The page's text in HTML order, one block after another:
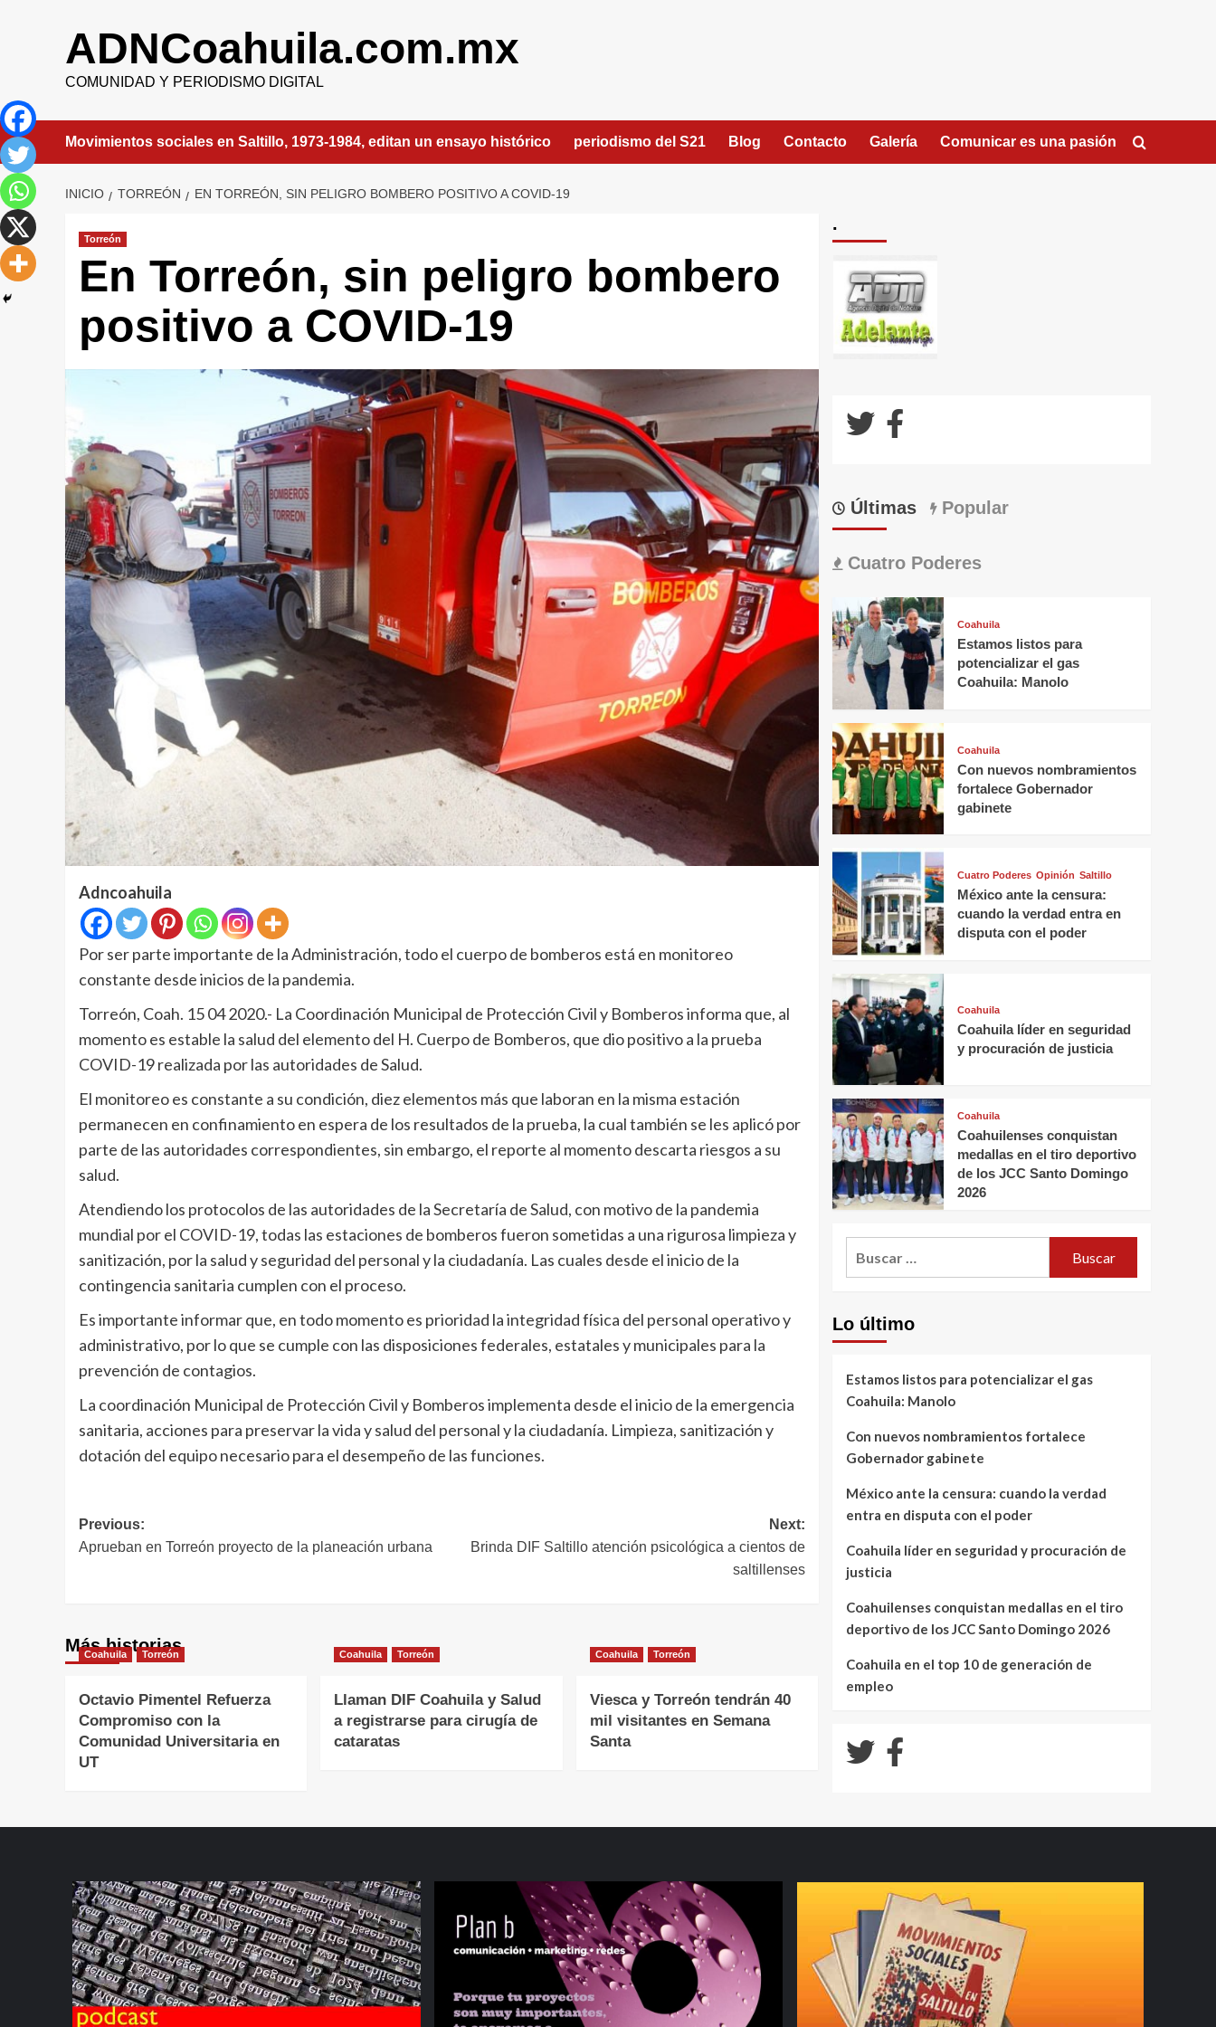
ADNCoahuila.com.mx
COMUNIDAD Y PERIODISMO DIGITAL
Movimientos sociales en Saltillo, 1973-1984, editan un ensayo histórico periodismo del S21 Blog Contacto Galería Comunicar es una pasión
INICIO TORREÓN EN TORREÓN, SIN PELIGRO BOMBERO POSITIVO A COVID-19
Torreón
En Torreón, sin peligro bombero
positivo a COVID-19
Adncoahuila
Por ser parte importante de la Administración, todo el cuerpo de bomberos está en monitoreo
constante desde inicios de la pandemia.
Torreón, Coah. 15 04 2020.- La Coordinación Municipal de Protección Civil y Bomberos informa que, al
momento es estable la salud del elemento del H. Cuerpo de Bomberos, que dio positivo a la prueba
COVID-19 realizada por las autoridades de Salud.
El monitoreo es constante a su condición, diez elementos más que laboran en la misma estación
permanecen en confinamiento en espera de los resultados de la prueba, la cual también se les aplicó por
parte de las autoridades correspondientes, sin embargo, el reporte al momento descarta riesgos a su
salud.
Atendiendo los protocolos de las autoridades de la Secretaría de Salud, con motivo de la pandemia
mundial por el COVID-19, todas las estaciones de bomberos fueron sometidas a una rigurosa limpieza y
sanitización, por la salud y seguridad del personal y la ciudadanía. Las cuales desde el inicio de la
contingencia sanitaria cumplen con el proceso.
Es importante informar que, en todo momento es prioridad la integridad física del personal operativo y
administrativo, por lo que se cumple con las disposiciones federales, estatales y municipales para la
prevención de contagios.
La coordinación Municipal de Protección Civil y Bomberos implementa desde el inicio de la emergencia
sanitaria, acciones para preservar la vida y salud del personal y la ciudadanía. Limpieza, sanitización y
dotación del equipo necesario para el desempeño de las funciones.
Navegación
de
Previous:
Aprueban en Torreón proyecto de la planeación urbana
Next:
Brinda DIF Saltillo atención psicológica a cientos de
saltillenses
Más historias
Coahuila Torreón
Octavio Pimentel Refuerza
Compromiso con la
Comunidad Universitaria en
UT
Coahuila Torreón
Llaman DIF Coahuila y Salud
a registrarse para cirugía de
cataratas
Coahuila Torreón
Viesca y Torreón tendrán 40
mil visitantes en Semana
Santa
.
Últimas Popular
Cuatro Poderes
Coahuila
Estamos listos para
potencializar el gas
Coahuila: Manolo
Coahuila
Con nuevos nombramientos
fortalece Gobernador
gabinete
Cuatro Poderes Opinión Saltillo
México ante la censura:
cuando la verdad entra en
disputa con el poder
Coahuila
Coahuila líder en seguridad
y procuración de justicia
Coahuila
Coahuilenses conquistan
medallas en el tiro deportivo
de los JCC Santo Domingo
2026
Lo último
Estamos listos para potencializar el gas
Coahuila: Manolo
Con nuevos nombramientos fortalece
Gobernador gabinete
México ante la censura: cuando la verdad
entra en disputa con el poder
Coahuila líder en seguridad y procuración de
justicia
Coahuilenses conquistan medallas en el tiro
deportivo de los JCC Santo Domingo 2026
Coahuila en el top 10 de generación de
empleo